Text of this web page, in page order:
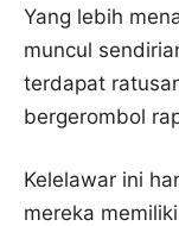
Yang lebih
muncul
terdapat
bergerombol
Kelelawar ini
mereka